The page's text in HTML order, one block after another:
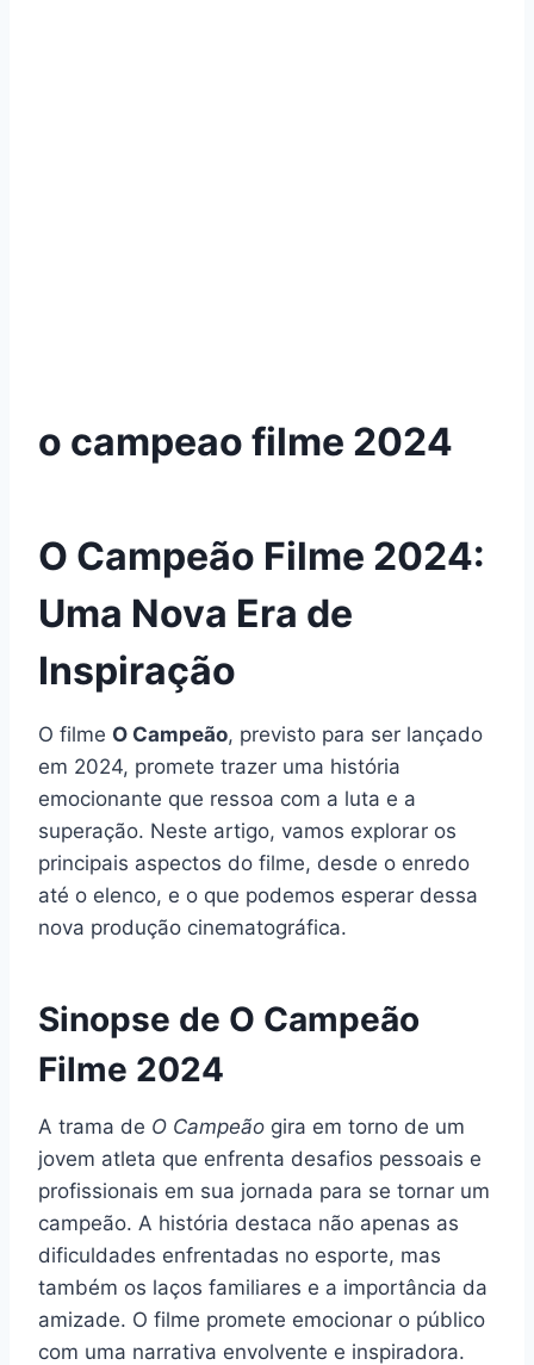
o campeao filme 2024
O Campeão Filme 2024:
Uma Nova Era de
Inspiração
O filme O Campeão, previsto para ser lançado
em 2024, promete trazer uma história
emocionante que ressoa com a luta e a
superação. Neste artigo, vamos explorar os
principais aspectos do filme, desde o enredo
até o elenco, e o que podemos esperar dessa
nova produção cinematográfica.
Sinopse de O Campeão
Filme 2024
A trama de O Campeão gira em torno de um
jovem atleta que enfrenta desafios pessoais e
profissionais em sua jornada para se tornar um
campeão. A história destaca não apenas as
dificuldades enfrentadas no esporte, mas
também os laços familiares e a importância da
amizade. O filme promete emocionar o público
com uma narrativa envolvente e inspiradora.